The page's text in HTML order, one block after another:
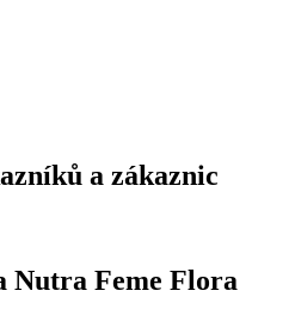
a zákaznic
Nutra Feme Flora